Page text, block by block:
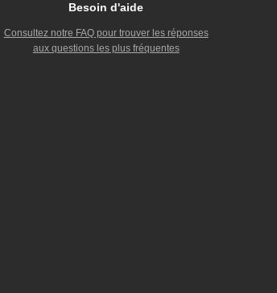
Besoin d'aide
Consultez notre FAQ pour trouver les réponses
aux questions les plus fréquentes